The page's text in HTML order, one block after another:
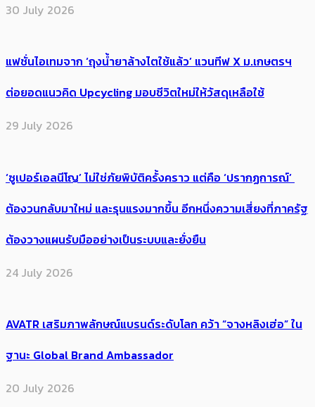
30 July 2026
แฟชั่นไอเทมจาก ‘ถุงน้ำยาล้างไตใช้แล้ว’ แวนทีฟ X ม.เกษตรฯ
ต่อยอดแนวคิด Upcycling มอบชีวิตใหม่ให้วัสดุเหลือใช้
29 July 2026
‘ซูเปอร์เอลนีโญ’ ไม่ใช่ภัยพิบัติครั้งคราว แต่คือ ‘ปรากฏการณ์’ ​
ต้อง​วนกลับมาใหม่ และรุนแรงมากขึ้น อีกหนึ่งความเสี่ยงที่ภาครัฐ
ต้องวางแผนรับมืออย่างเป็นระบบและยั่งยืน
24 July 2026
AVATR เสริมภาพลักษณ์แบรนด์ระดับโลก คว้า “จางหลิงเฮ่อ” ใน
ฐานะ Global Brand Ambassador
20 July 2026